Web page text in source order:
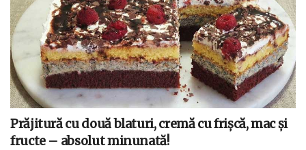
Prăjitură cu două blaturi, cremă cu frișcă, mac și
fructe – absolut minunată!